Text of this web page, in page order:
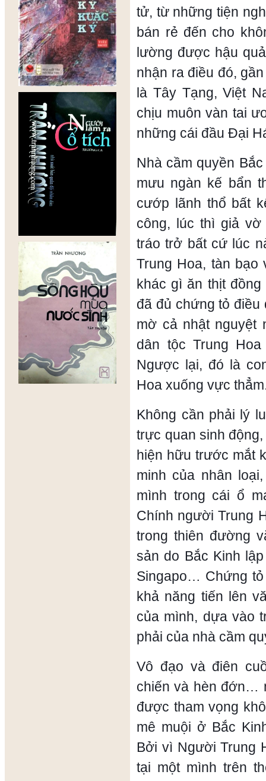
tử, từ những tiện
bán rẻ đến cho
lường được hậu
nhận ra điều đó,
là Tây Tạng, Việt
chịu muôn vàn tai
những cái đầu Đại
Nhà cầm quyền
mưu ngàn kế bẩn
cướp lãnh thổ bất
công, lúc thì giả
tráo trở bất cứ lúc
Trung Hoa, tàn
khác gì ăn thịt
đã đủ chứng tỏ điều
mờ cả nhật nguyệt
dân tộc Trung
Ngược lại, đó là
Hoa xuống vực
Không cần phải lý
trực quan sinh
hiện hữu trước mắt
minh của nhân
mình trong cái ổ
Chính người Trung
trong thiên đường
sản do Bắc Kinh
Singapo… Chứng
khả năng tiến lên
của mình, dựa vào
phải của nhà cầm
Vô đạo và điên
chiến và hèn đớn…
được tham vọng
mê muội ở Bắc
Bởi vì Người Trung
tại một mình trên